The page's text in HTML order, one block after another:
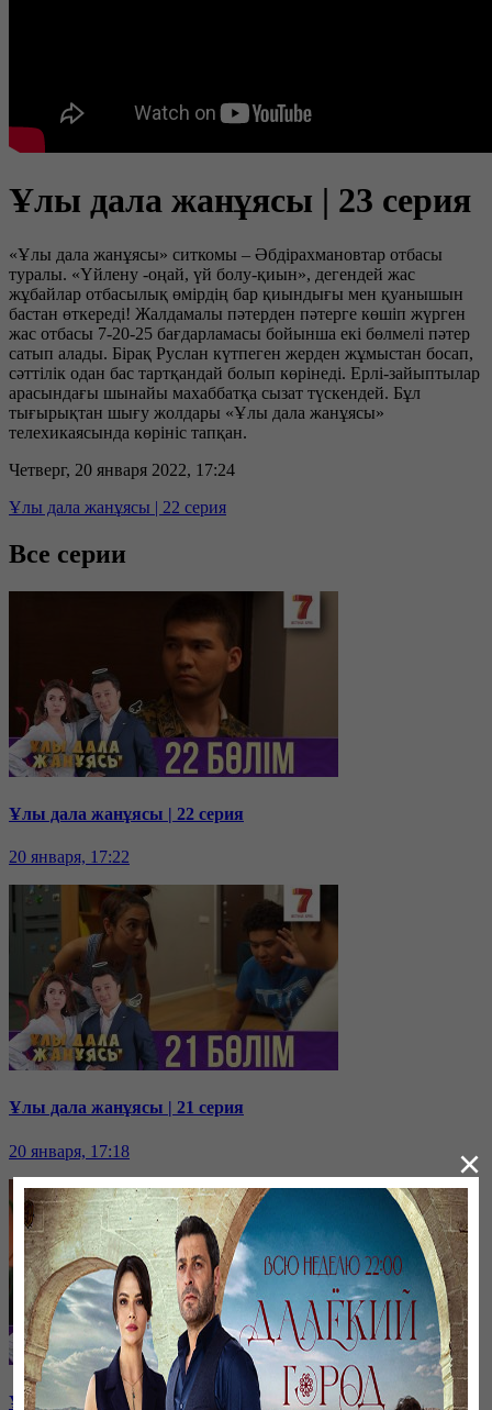
Ұлы дала жанұясы | 23 серия
«Ұлы дала жанұясы» ситкомы – Әбдірахмановтар отбасы
туралы. «Үйлену -оңай, үй болу-қиын», дегендей жас
жұбайлар отбасылық өмірдің бар қиындығы мен қуанышын
бастан өткереді! Жалдамалы пәтерден пәтерге көшіп жүрген
жас отбасы 7-20-25 бағдарламасы бойынша екі бөлмелі пәтер
сатып алады. Бірақ Руслан күтпеген жерден жұмыстан босап,
сәттілік одан бас тартқандай болып көрінеді. Ерлі-зайыптылар
арасындағы шынайы махаббатқа сызат түскендей. Бұл
тығырықтан шығу жолдары «Ұлы дала жанұясы»
телехикаясында көрініс тапқан.
Четверг, 20 января 2022, 17:24
Ұлы дала жанұясы | 22 серия
Все серии
Ұлы дала жанұясы | 22 серия
20 января, 17:22
Ұлы дала жанұясы | 21 серия
20 января, 17:18
Ұлы дала жанұясы | 20 серия
×